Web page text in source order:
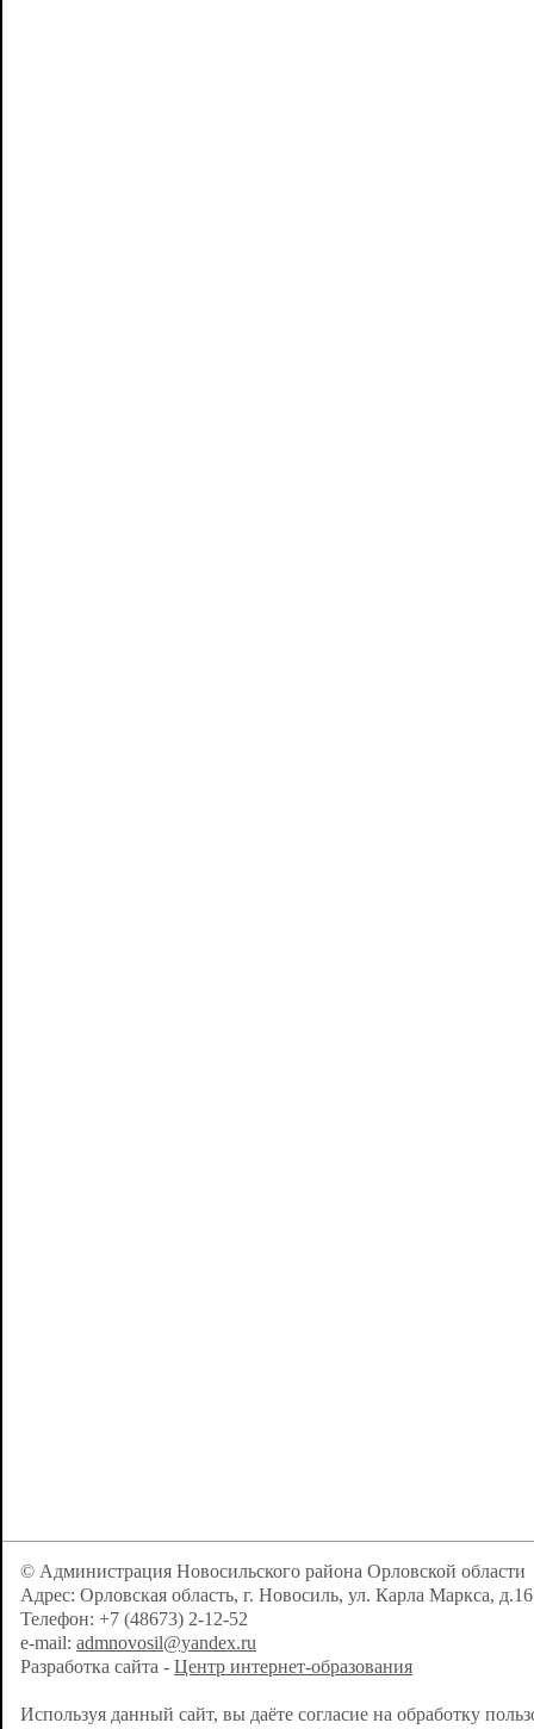
© Администрация Новосильского района Орловской области
Адрес: Орловская область, г. Новосиль, ул. Карла Маркса, д.16
Телефон: +7 (48673) 2-12-52
e-mail: admnovosil@yandex.ru
Разработка сайта - Центр интернет-образования
Используя данный сайт, вы даёте согласие на обработку